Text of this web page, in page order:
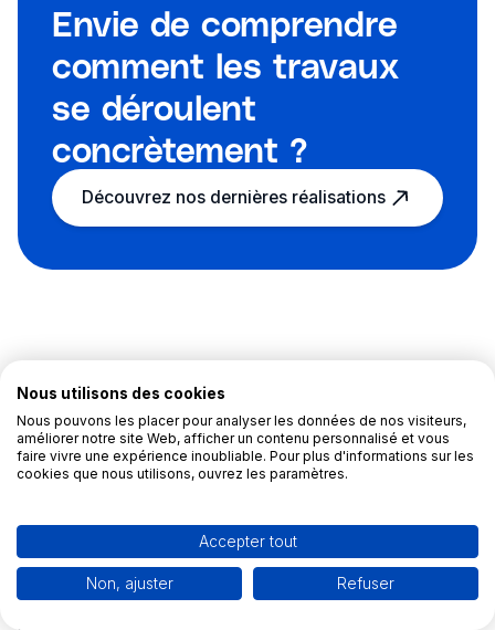
Envie de comprendre
comment les travaux
se déroulent
concrètement ?
Découvrez nos dernières réalisations
Ecair vous guide tout au
long de votre projet
d'installation de pompe à
chaleur
Ecair est expert en rénovation énergétiqueet dispose
Nous utilisons des cookies
Nous pouvons les placer pour analyser les données de nos visiteurs,
améliorer notre site Web, afficher un contenu personnalisé et vous
faire vivre une expérience inoubliable. Pour plus d'informations sur les
cookies que nous utilisons, ouvrez les paramètres.
Accepter tout
Non, ajuster Refuser